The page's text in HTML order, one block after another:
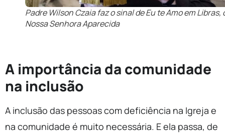
Padre Wilson Czaia faz o sinal de Eu te Amo em Libras,
Nossa Senhora Aparecida
A importância da comunidade
na inclusão
A inclusão das pessoas com deficiência na Igreja e
na comunidade é muito necessária. E ela passa, de